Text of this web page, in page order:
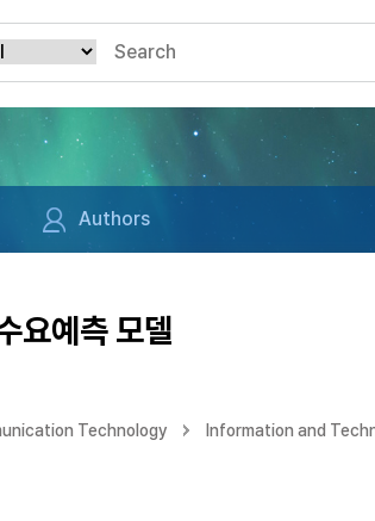
Authors
요예측 모델
Technology Information and